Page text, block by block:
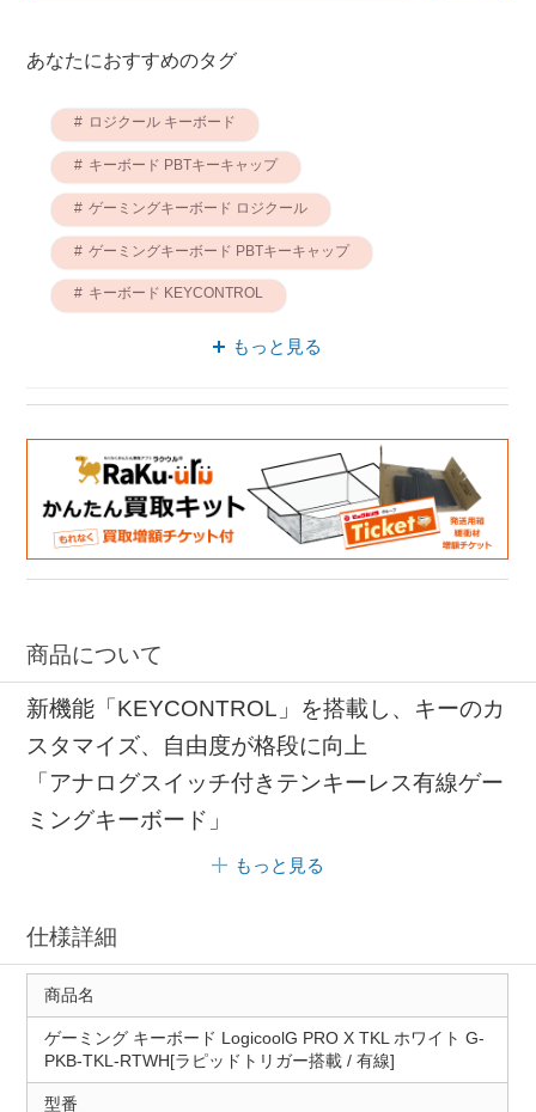
あなたにおすすめのタグ
ロジクール キーボード
キーボード PBTキーキャップ
ゲーミングキーボード ロジクール
ゲーミングキーボード PBTキーキャップ
キーボード KEYCONTROL
ゲーミングキーボード KEYCONTROL
もっと見る
商品について
新機能「KEYCONTROL」を搭載し、キーのカ
スタマイズ、自由度が格段に向上
「アナログスイッチ付きテンキーレス有線ゲー
ミングキーボード」
もっと見る
仕様詳細
商品名
ゲーミング キーボード LogicoolG PRO X TKL ホワイト G-
PKB-TKL-RTWH[ラピッドトリガー搭載 / 有線]
型番